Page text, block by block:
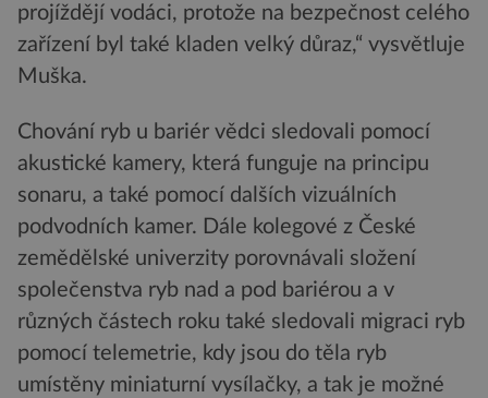
projíždějí vodáci, protože na bezpečnost celého
zařízení byl také kladen velký důraz,“ vysvětluje
Muška.
Chování ryb u bariér vědci sledovali pomocí
akustické kamery, která funguje na principu
sonaru, a také pomocí dalších vizuálních
podvodních kamer. Dále kolegové z České
zemědělské univerzity porovnávali složení
společenstva ryb nad a pod bariérou a v
různých částech roku také sledovali migraci ryb
pomocí telemetrie, kdy jsou do těla ryb
umístěny miniaturní vysílačky, a tak je možné